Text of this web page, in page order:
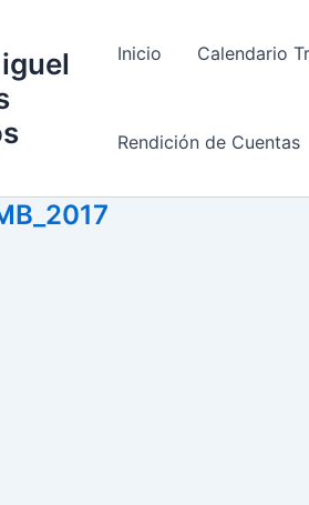
Inicio Calendario
Rendición de Cuentas